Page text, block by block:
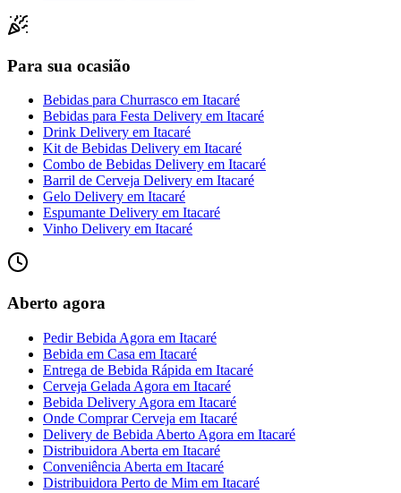
Para sua ocasião
Bebidas para Churrasco em Itacaré
Bebidas para Festa Delivery em Itacaré
Drink Delivery em Itacaré
Kit de Bebidas Delivery em Itacaré
Combo de Bebidas Delivery em Itacaré
Barril de Cerveja Delivery em Itacaré
Gelo Delivery em Itacaré
Espumante Delivery em Itacaré
Vinho Delivery em Itacaré
Aberto agora
Pedir Bebida Agora em Itacaré
Bebida em Casa em Itacaré
Entrega de Bebida Rápida em Itacaré
Cerveja Gelada Agora em Itacaré
Bebida Delivery Agora em Itacaré
Onde Comprar Cerveja em Itacaré
Delivery de Bebida Aberto Agora em Itacaré
Distribuidora Aberta em Itacaré
Conveniência Aberta em Itacaré
Distribuidora Perto de Mim em Itacaré